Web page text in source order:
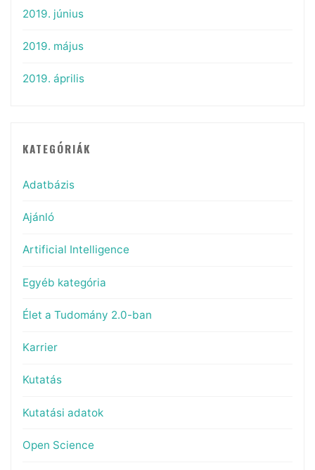
2019. június
2019. május
2019. április
KATEGÓRIÁK
Adatbázis
Ajánló
Artificial Intelligence
Egyéb kategória
Élet a Tudomány 2.0-ban
Karrier
Kutatás
Kutatási adatok
Open Science